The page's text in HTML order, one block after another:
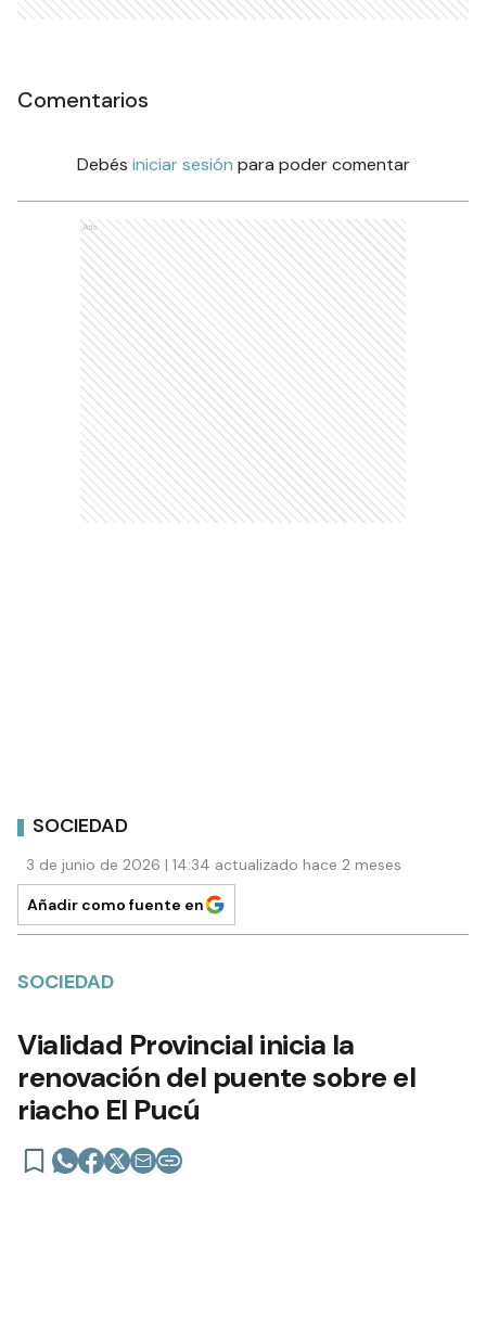
Comentarios
Debés iniciar sesión para poder comentar
Ads
SOCIEDAD
3 de junio de 2026 | 14:34 actualizado hace 2 meses
Añadir como fuente en
SOCIEDAD
Vialidad Provincial inicia la
renovación del puente sobre el
riacho El Pucú